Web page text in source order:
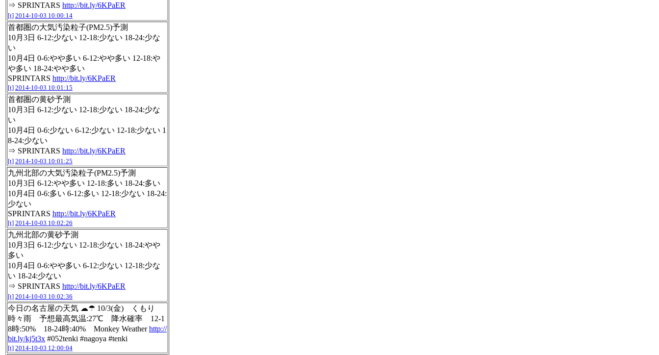
⇒ SPRINTARS http://bit.ly/6KPaER
[t] 2014-10-03 10:00:14
首都圏の大気汚染粒子(PM2.5)予測
10月3日 6-12:少ない 12-18:少ない 18-24:少な
い
10月4日 0-6:やや多い 6-12:やや多い 12-18:や
や多い 18-24:やや多い
SPRINTARS http://bit.ly/6KPaER
[t] 2014-10-03 10:01:15
首都圏の黄砂予測
10月3日 6-12:少ない 12-18:少ない 18-24:少な
い
10月4日 0-6:少ない 6-12:少ない 12-18:少ない 1
8-24:少ない
⇒ SPRINTARS http://bit.ly/6KPaER
[t] 2014-10-03 10:01:25
九州北部の大気汚染粒子(PM2.5)予測
10月3日 6-12:やや多い 12-18:多い 18-24:多い
10月4日 0-6:多い 6-12:多い 12-18:少ない 18-24:
少ない
SPRINTARS http://bit.ly/6KPaER
[t] 2014-10-03 10:02:26
九州北部の黄砂予測
10月3日 6-12:少ない 12-18:少ない 18-24:やや
多い
10月4日 0-6:やや多い 6-12:少ない 12-18:少な
い 18-24:少ない
⇒ SPRINTARS http://bit.ly/6KPaER
[t] 2014-10-03 10:02:36
今日の名古屋の天気 ☁☂ 10/3(金) くもり
時々雨 予想最高気温:27℃ 降水確率 12-1
8時:50% 18-24時:40% Monkey Weatherhttp://
bit.ly/kj5t3x #052tenki #nagoya #tenki
[t] 2014-10-03 12:00:04